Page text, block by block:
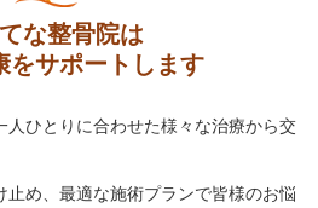
な整骨院は
をサポートします
人ひとりに合わせた様々な治療から交
止め、最適な施術プランで皆様のお悩